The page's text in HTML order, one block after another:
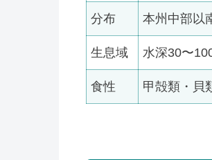
分布 本州中部以
生息域 水深30〜
食性 甲殻類・貝